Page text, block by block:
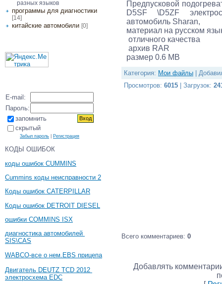
разных языков
программы для диагностики
[14]
китайские автомобили [0]
E-mail:
Пароль:
запомнить
скрытый
Забыл пароль Регистрация
КОДЫ ОШИБОК
коды ошибок CUMMINS
Cummins коды неисправности 2
Коды ошибок CATERPILLAR
Коды ошибок DETROIT DIESEL
ошибки COMMINS ISX
диагностика автомобилей
SIS\CAS
WABCO-все о нем.EBS прицепа
Двигатель DEUTZ TCD 2012
электросхема EDC
Предпусковой подогреватель двигателя Eberspacher Hydronic
D5SF \D5ZF электросхема цветная
автомобиль Sharan,
материал на
отличного качества
архив RAR
размер 0.6 MB
Категория: Мои файлы
Просмотров: 6015 Загрузок:
Всего комментариев: 0
Добавлять